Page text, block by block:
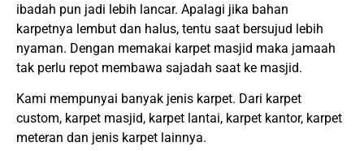
ibadah pun jadi lebih lancar. Apalagi jika bahan
karpetnya lembut dan halus, tentu saat bersujud lebih
nyaman. Dengan memakai karpet masjid maka jamaah
tak perlu repot membawa sajadah saat ke masjid.
Kami mempunyai banyak jenis karpet. Dari karpet
custom, karpet masjid, karpet lantai, karpet kantor, karpet
meteran dan jenis karpet lainnya.